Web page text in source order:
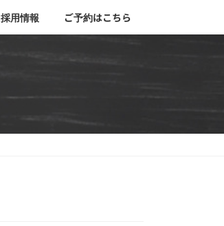
採用情報 ご予約はこちら